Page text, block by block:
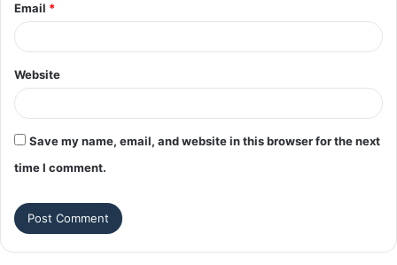
Email *
Website
Save my name, email, and website in this browser for the next
time I comment.